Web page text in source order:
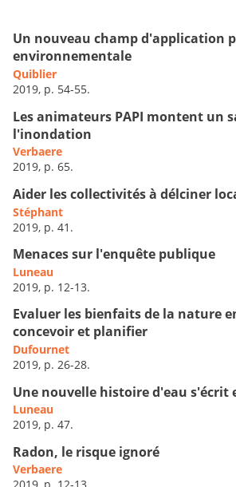
Un nouveau champ d'application
environnementale
Quiblier
2019, p. 54-55.
Les animateurs PAPI montent un
l'inondation
Verbaere
2019, p. 65.
Aider les collectivités à délciner
Stéphant
2019, p. 41.
Menaces sur l'enquête publique
Luneau
2019, p. 12-13.
Evaluer les bienfaits de la nature
concevoir et planifier
Dufournet
2019, p. 26-28.
Une nouvelle histoire d'eau s'écrit
Luneau
2019, p. 47.
Radon, le risque ignoré
Verbaere